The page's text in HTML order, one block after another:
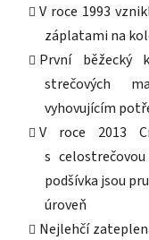
V roce 1993
záplatami na
První běžecký
strečových
vyhovujícím
V roce 2013
s
podšívka jsou
úroveň
Nejlehčí